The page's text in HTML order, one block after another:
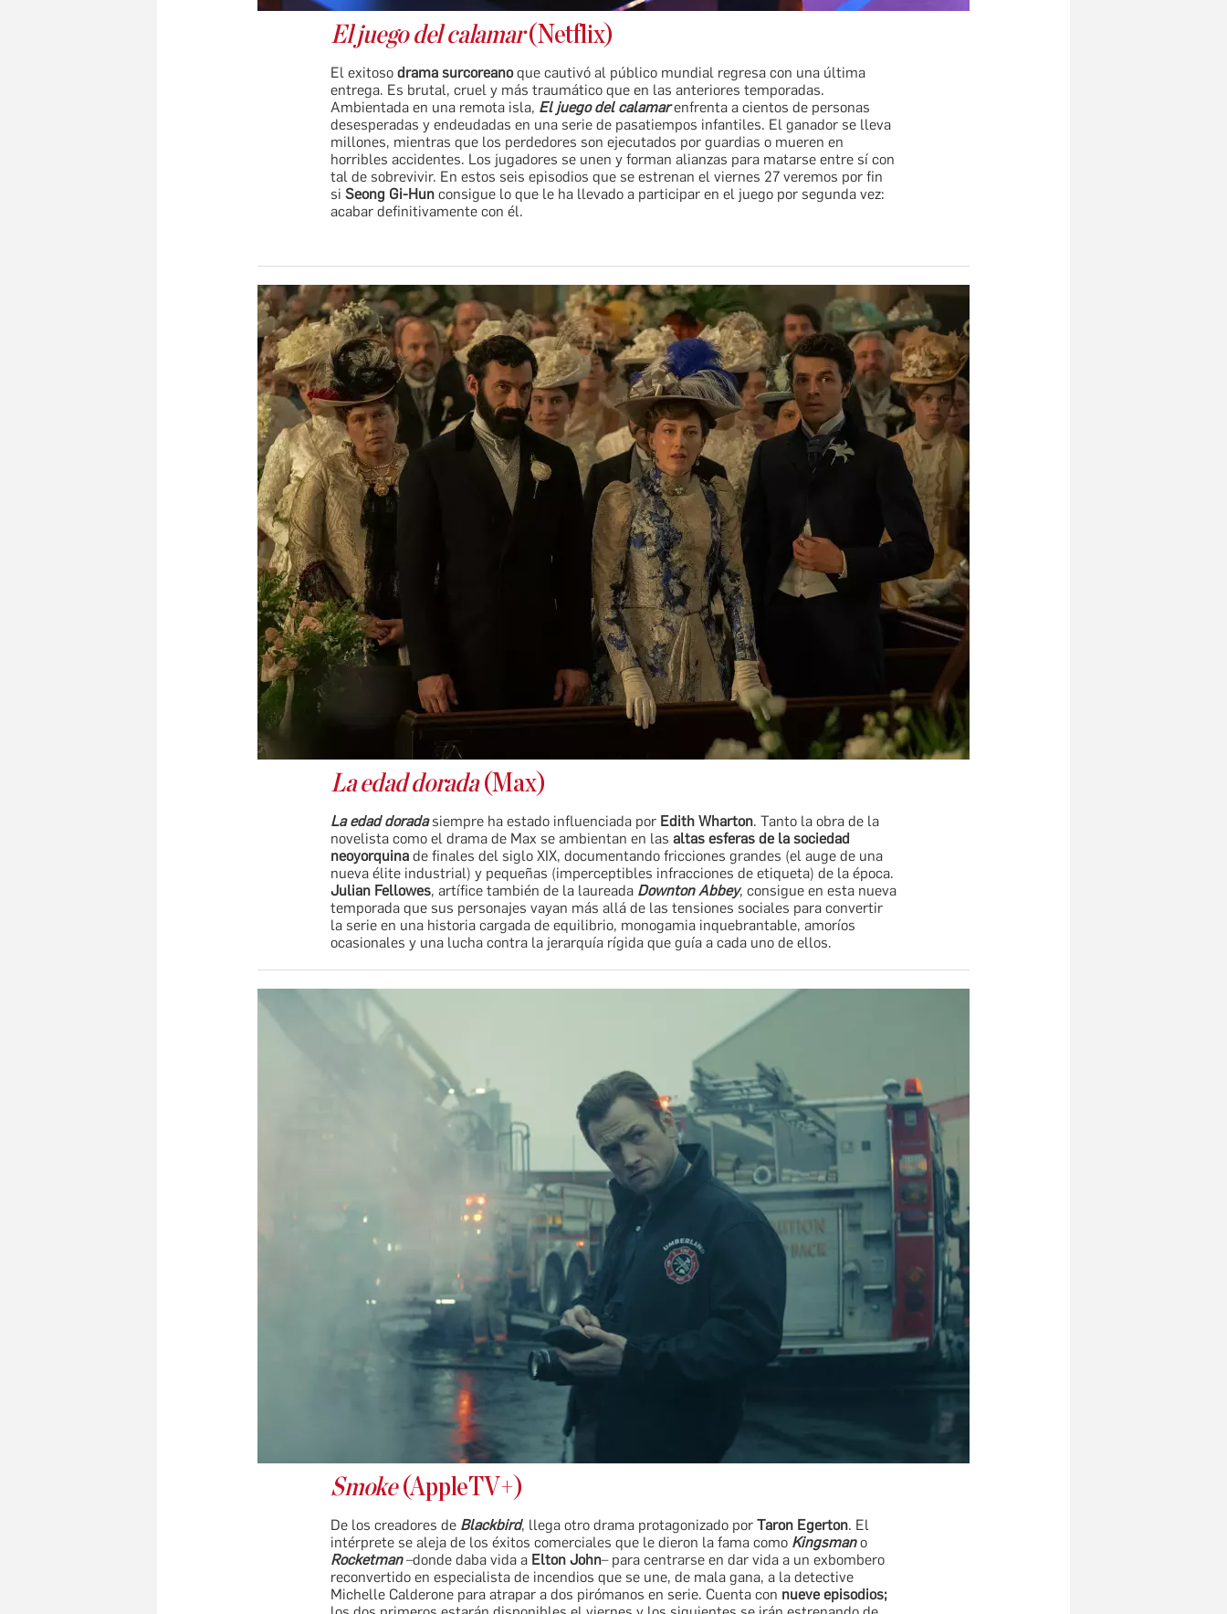
El juego del calamar(Netflix)
El exitoso drama surcoreanoque cautivó al público mundial regresa con una última
entrega. Es brutal, cruel y más traumático que en las anteriores temporadas.
Ambientada en una remota isla, El juego del calamarenfrenta a cientos de personas
desesperadas y endeudadas en una serie de pasatiempos infantiles. El ganador se lleva
millones, mientras que los perdedores son ejecutados por guardias o mueren en
horribles accidentes. Los jugadores se unen y forman alianzas para matarse entre sí con
tal de sobrevivir. En estos seis episodios que se estrenan el viernes 27 veremos por fin
si Seong Gi-Hun consigue lo que le ha llevado a participar en el juego por segunda vez:
acabar definitivamente con él.
La edad dorada(Max)
La edad doradasiempre ha estado influenciada por Edith Wharton. Tanto la obra de la
novelista como el drama de Max se ambientan en las altas esferas de la sociedad
neoyorquina de finales del siglo XIX, documentando fricciones grandes (el auge de una
nueva élite industrial) y pequeñas (imperceptibles infracciones de etiqueta) de la época.
Julian Fellowes, artífice también de la laureada Downton Abbey, consigue en esta nueva
temporada que sus personajes vayan más allá de las tensiones sociales para convertir
la serie en una historia cargada de equilibrio, monogamia inquebrantable, amoríos
ocasionales y una lucha contra la jerarquía rígida que guía a cada uno de ellos.
Smoke(AppleTV+)
De los creadores de Blackbird, llega otro drama protagonizado por Taron Egerton. El
intérprete se aleja de los éxitos comerciales que le dieron la fama como Kingsmano
Rocketman–donde daba vida a Elton John– para centrarse en dar vida a un exbombero
reconvertido en especialista de incendios que se une, de mala gana, a la detective
Michelle Calderone para atrapar a dos pirómanos en serie. Cuenta con nueve episodios;